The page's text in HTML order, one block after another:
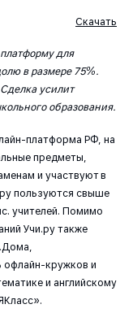
Скачать
для
в размере 75%.
усилит
образования.
платформа РФ, на
предметы,
и участвуют в
пользуются свыше
учителей. Помимо
Учи.ру также
офлайн-кружков и
и английскому